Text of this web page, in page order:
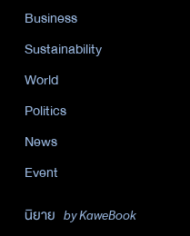
Business
Sustainability
World
Politics
News
Event
นิยาย by KaweBook